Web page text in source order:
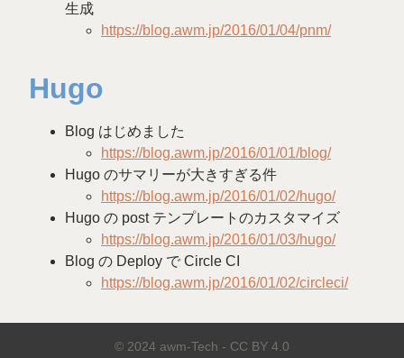
生成
https://blog.awm.jp/2016/01/04/pnm/
Hugo
Blog はじめました
https://blog.awm.jp/2016/01/01/blog/
Hugo のサマリーが大きすぎる件
https://blog.awm.jp/2016/01/02/hugo/
Hugo の post テンプレートのカスタマイズ
https://blog.awm.jp/2016/01/03/hugo/
Blog の Deploy で Circle CI
https://blog.awm.jp/2016/01/02/circleci/
© 2024 awm-Tech - CC BY 4.0